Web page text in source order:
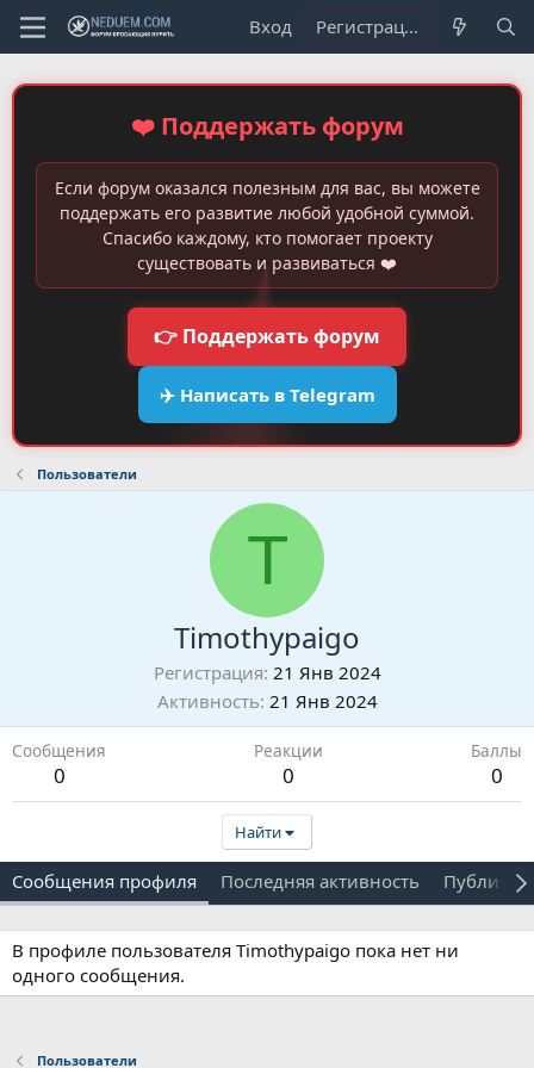
Вход Регистрация
❤️ Поддержать форум
Если форум оказался полезным для вас, вы можете
поддержать его развитие любой удобной суммой.
Спасибо каждому, кто помогает проекту
существовать и развиваться ❤️
👉 Поддержать форум
✈️ Написать в Telegram
Пользователи
T
Timothypaigo
Регистрация 21 Янв 2024
Активность 21 Янв 2024
Сообщения
0
Реакции
0
Баллы
0
Найти
Сообщения профиля Последняя активность
В профиле пользователя Timothypaigo пока нет ни
одного сообщения.
Пользователи